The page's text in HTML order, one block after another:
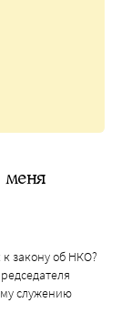
закону об НКО?
служению